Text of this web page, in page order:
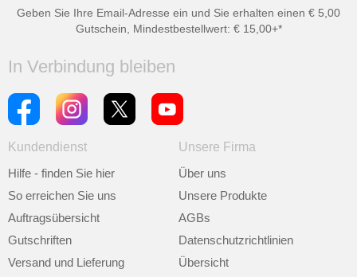
Geben Sie Ihre Email-Adresse ein und Sie erhalten einen € 5,00
Gutschein, Mindestbestellwert: € 15,00+*
In Verbindung bleiben
Kundendienst
Hilfe - finden Sie hier
So erreichen Sie uns
Auftragsübersicht
Gutschriften
Versand und Lieferung
Unsere Firma
Über uns
Unsere Produkte
AGBs
Datenschutzrichtlinien
Übersicht